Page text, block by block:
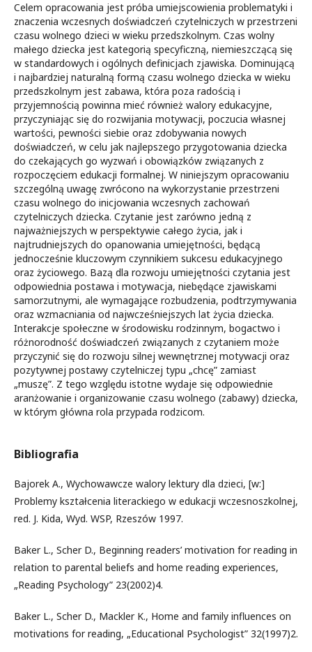
Celem opracowania jest próba umiejscowienia problematyki i
znaczenia wczesnych doświadczeń czytelniczych w przestrzeni
czasu wolnego dzieci w wieku przedszkolnym. Czas wolny
małego dziecka jest kategorią specyficzną, niemieszczącą się
w standardowych i ogólnych definicjach zjawiska. Dominującą
i najbardziej naturalną formą czasu wolnego dziecka w wieku
przedszkolnym jest zabawa, która poza radością i
przyjemnością powinna mieć również walory edukacyjne,
przyczyniając się do rozwijania motywacji, poczucia własnej
wartości, pewności siebie oraz zdobywania nowych
doświadczeń, w celu jak najlepszego przygotowania dziecka
do czekających go wyzwań i obowiązków związanych z
rozpoczęciem edukacji formalnej. W niniejszym opracowaniu
szczególną uwagę zwrócono na wykorzystanie przestrzeni
czasu wolnego do inicjowania wczesnych zachowań
czytelniczych dziecka. Czytanie jest zarówno jedną z
najważniejszych w perspektywie całego życia, jak i
najtrudniejszych do opanowania umiejętności, będącą
jednocześnie kluczowym czynnikiem sukcesu edukacyjnego
oraz życiowego. Bazą dla rozwoju umiejętności czytania jest
odpowiednia postawa i motywacja, niebędące zjawiskami
samorzutnymi, ale wymagające rozbudzenia, podtrzymywania
oraz wzmacniania od najwcześniejszych lat życia dziecka.
Interakcje społeczne w środowisku rodzinnym, bogactwo i
różnorodność doświadczeń związanych z czytaniem może
przyczynić się do rozwoju silnej wewnętrznej motywacji oraz
pozytywnej postawy czytelniczej typu „chcę” zamiast
„muszę”. Z tego względu istotne wydaje się odpowiednie
aranżowanie i organizowanie czasu wolnego (zabawy) dziecka,
w którym główna rola przypada rodzicom.
Bibliografia
Bajorek A., Wychowawcze walory lektury dla dzieci, [w:]
Problemy kształcenia literackiego w edukacji wczesnoszkolnej,
red. J. Kida, Wyd. WSP, Rzeszów 1997.
Baker L., Scher D., Beginning readers’ motivation for reading in
relation to parental beliefs and home reading experiences,
„Reading Psychology” 23(2002)4.
Baker L., Scher D., Mackler K., Home and family influences on
motivations for reading, „Educational Psychologist” 32(1997)2.